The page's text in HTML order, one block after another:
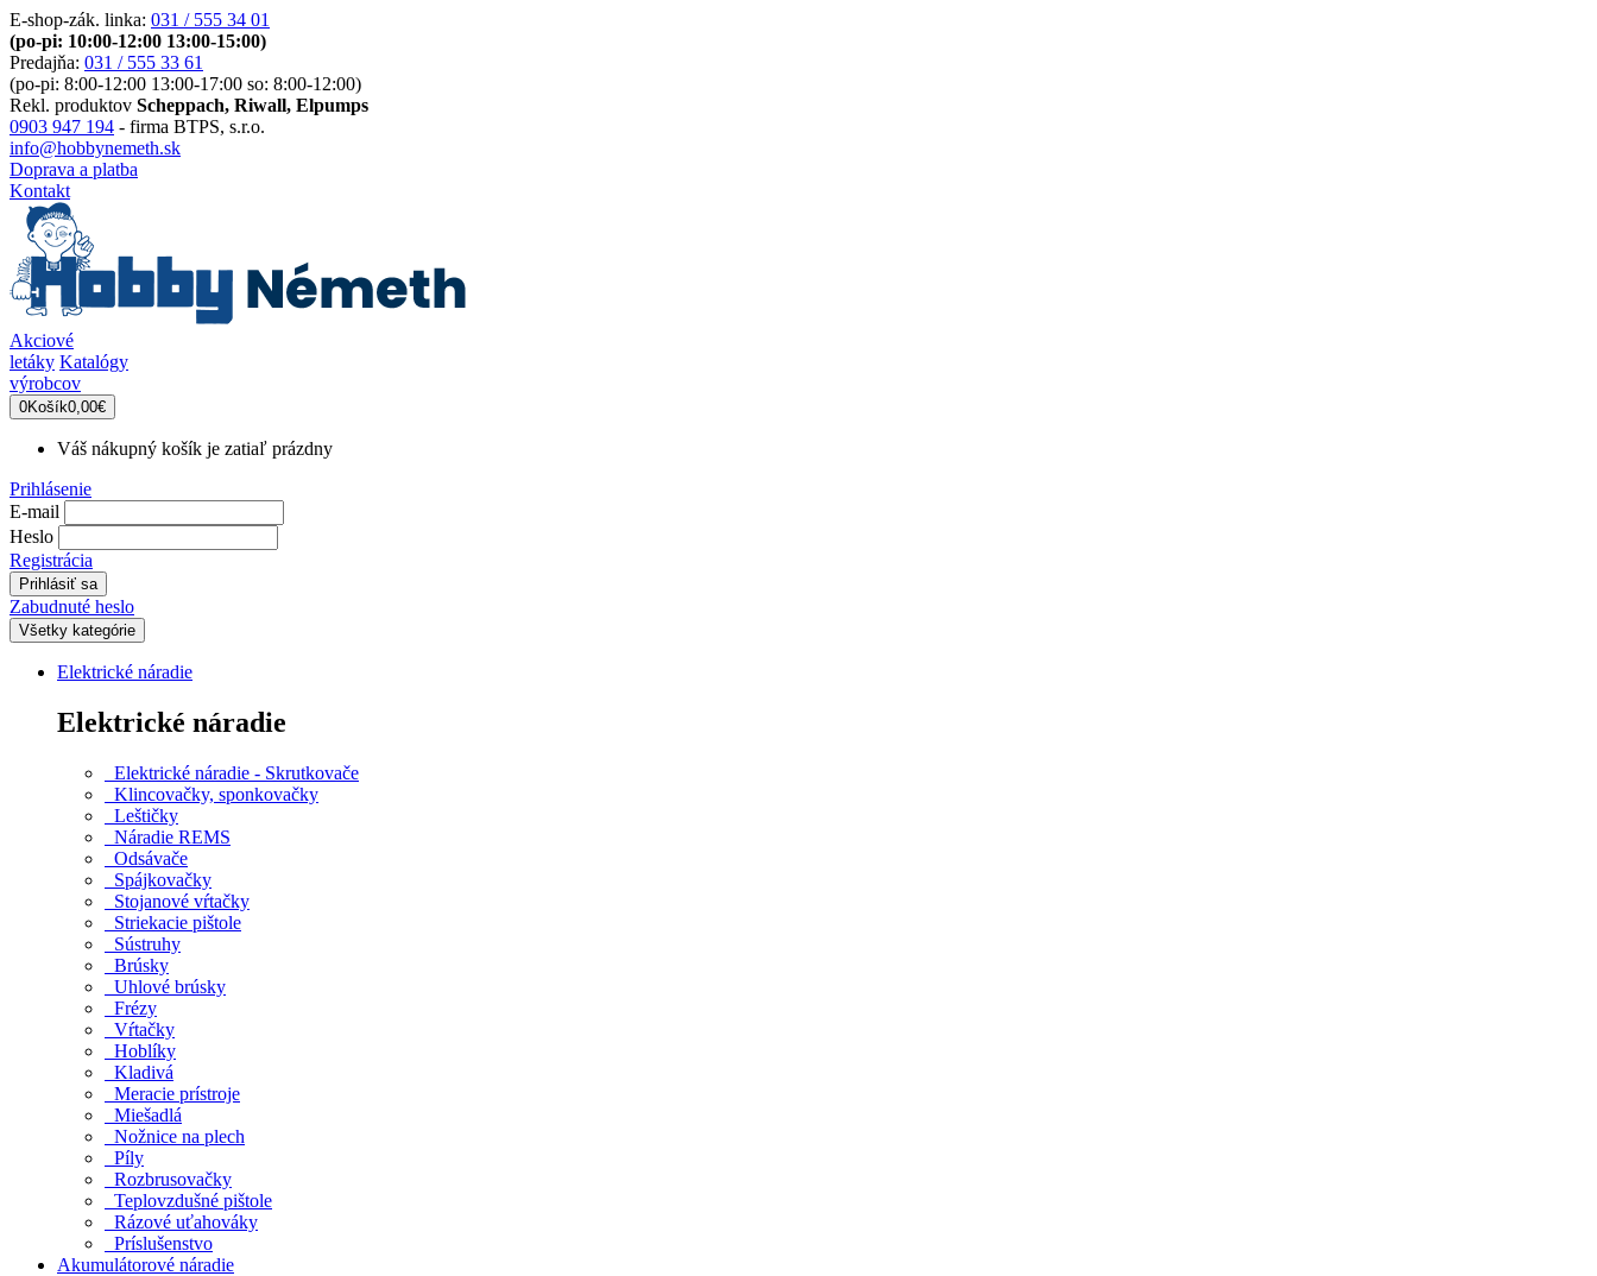
E-shop-zák. linka: 031 / 555 34 01
(po-pi: 10:00-12:00 13:00-15:00)
Predajňa: 031 / 555 33 61
(po-pi: 8:00-12:00 13:00-17:00 so: 8:00-12:00)
Rekl. produktov Scheppach, Riwall, Elpumps
0903 947 194 - firma BTPS, s.r.o.
info@hobbynemeth.sk
Doprava a platba
Kontakt
Akciové
letáky Katalógy
výrobcov
0Košík0,00€
Váš nákupný košík je zatiaľ prázdny
Prihlásenie
E-mail
Heslo
Registrácia
Zabudnuté heslo
Všetky kategórie
Elektrické náradie
Elektrické náradie
Elektrické náradie - Skrutkovače
Klincovačky, sponkovačky
Leštičky
Náradie REMS
Odsávače
Spájkovačky
Stojanové vŕtačky
Striekacie pištole
Sústruhy
Brúsky
Uhlové brúsky
Frézy
Vŕtačky
Hoblíky
Kladivá
Meracie prístroje
Miešadlá
Nožnice na plech
Píly
Rozbrusovačky
Teplovzdušné pištole
Rázové uťahováky
Príslušenstvo
Akumulátorové náradie